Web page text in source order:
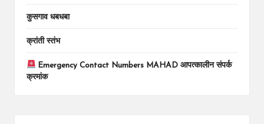
कुसगाव धबधबा
क्रांती स्तंभ
Emergency Contact Numbers MAHAD आपत्कालीन संपर्क
क्रमांक